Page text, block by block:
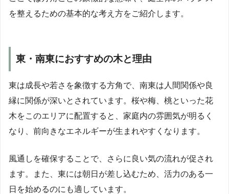
を整えるための基本的な考え方をご紹介します。
東・南東におすすめの木と理由
東は成長や若さを象徴する方角で、南東は人間関係や良
縁に関係が深いとされています。桜や梅、桃といった花
木をこのエリアに配置すると、家庭内の雰囲気が明るく
なり、前向きなエネルギーが生まれやすくなります。
風通しを確保することで、さらに良い気の流れが促され
ます。また、東には朝日が差し込むため、活力のある一
日を始めるのにも適しています。